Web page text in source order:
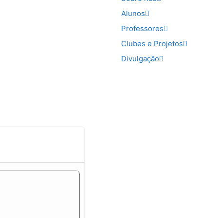
Alunos
Professores
Clubes e Projetos
Divulgação